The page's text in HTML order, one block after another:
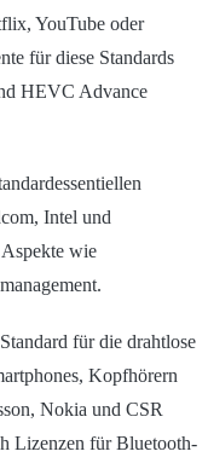
YouTube oder
für diese Standards
HEVC Advance
Intel und
wie
für die drahtlose
Kopfhörern
Nokia und CSR
Lizenzen für Bluetooth-